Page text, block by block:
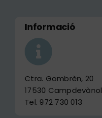
Informació
Ctra. Gombrèn, 20
17530 Campdevànol
Tel. 972 730 013